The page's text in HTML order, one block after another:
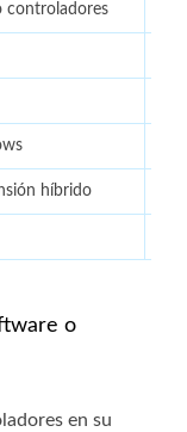
controladores
híbrido
o
en su